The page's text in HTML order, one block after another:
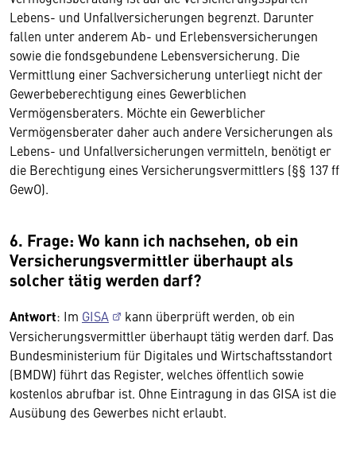
Lebens- und Unfallversicherungen begrenzt. Darunter
fallen unter anderem Ab- und Erlebensversicherungen
sowie die fondsgebundene Lebensversicherung. Die
Vermittlung einer Sachversicherung unterliegt nicht der
Gewerbeberechtigung eines Gewerblichen
Vermögensberaters. Möchte ein Gewerblicher
Vermögensberater daher auch andere Versicherungen als
Lebens- und Unfallversicherungen vermitteln, benötigt er
die Berechtigung eines Versicherungsvermittlers (§§ 137 ff
GewO).
6. Frage: Wo kann ich nachsehen, ob ein
Versicherungsvermittler überhaupt als
solcher tätig werden darf?
Antwort: Im GISA
kann überprüft werden, ob ein
Versicherungsvermittler überhaupt tätig werden darf. Das
Bundesministerium für Digitales und Wirtschaftsstandort
(BMDW) führt das Register, welches öffentlich sowie
kostenlos abrufbar ist. Ohne Eintragung in das GISA ist die
Ausübung des Gewerbes nicht erlaubt.